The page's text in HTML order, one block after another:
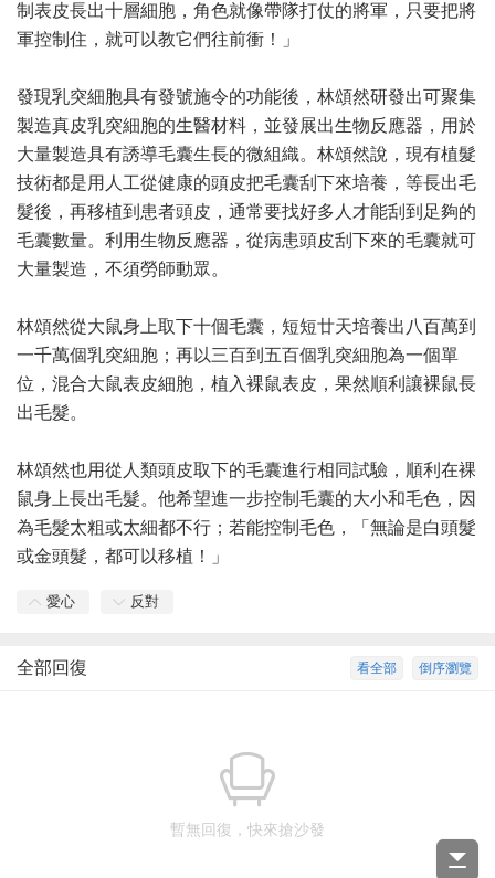
制表皮長出十層細胞，角色就像帶隊打仗的將軍，只要把將
軍控制住，就可以教它們往前衝！」
發現乳突細胞具有發號施令的功能後，林頌然研發出可聚集
製造真皮乳突細胞的生醫材料，並發展出生物反應器，用於
大量製造具有誘導毛囊生長的微組織。林頌然說，現有植髮
技術都是用人工從健康的頭皮把毛囊刮下來培養，等長出毛
髮後，再移植到患者頭皮，通常要找好多人才能刮到足夠的
毛囊數量。利用生物反應器，從病患頭皮刮下來的毛囊就可
大量製造，不須勞師動眾。
林頌然從大鼠身上取下十個毛囊，短短廿天培養出八百萬到
一千萬個乳突細胞；再以三百到五百個乳突細胞為一個單
位，混合大鼠表皮細胞，植入裸鼠表皮，果然順利讓裸鼠長
出毛髮。
林頌然也用從人類頭皮取下的毛囊進行相同試驗，順利在裸
鼠身上長出毛髮。他希望進一步控制毛囊的大小和毛色，因
為毛髮太粗或太細都不行；若能控制毛色，「無論是白頭髮
或金頭髮，都可以移植！」
愛心 反對
倒序瀏覽
看全部
全部回復
暫無回復，快來搶沙發